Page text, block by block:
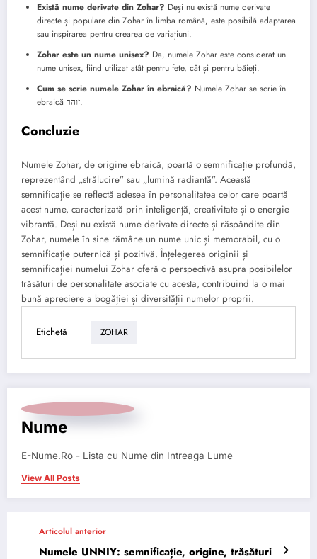
Există nume derivate din Zohar? Deși nu există nume derivate
directe și populare din Zohar în limba română, este posibilă adaptarea
sau inspirarea pentru crearea de variațiuni.
Zohar este un nume unisex? Da, numele Zohar este considerat un
nume unisex, fiind utilizat atât pentru fete, cât și pentru băieți.
Cum se scrie numele Zohar în ebraică? Numele Zohar se scrie în
ebraică זוהר.
Concluzie
Numele Zohar, de origine ebraică, poartă o semnificație profundă,
reprezentând „strălucire” sau „lumină radiantă”. Această
semnificație se reflectă adesea în personalitatea celor care poartă
acest nume, caracterizată prin inteligență, creativitate și o energie
vibrantă. Deși nu există nume derivate directe și răspândite din
Zohar, numele în sine rămâne un nume unic și memorabil, cu o
semnificație puternică și pozitivă. Înțelegerea originii și
semnificației numelui Zohar oferă o perspectivă asupra posibilelor
trăsături de personalitate asociate cu acesta, contribuind la o mai
bună apreciere a bogăției și diversității numelor proprii.
Etichetă ZOHAR
Nume
E-Nume.Ro - Lista cu Nume din Intreaga Lume
View All Posts
Articolul anterior
Numele UNNIY: semnificație, origine, trăsături